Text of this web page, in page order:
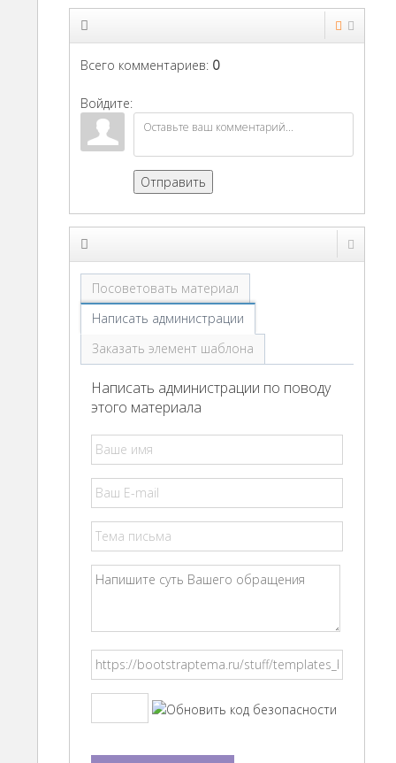
Всего комментариев: 0
Войдите:
Отправить
Посоветовать материал
Написать администрации
Заказать элемент шаблона
Написать администрации по поводу
этого материала